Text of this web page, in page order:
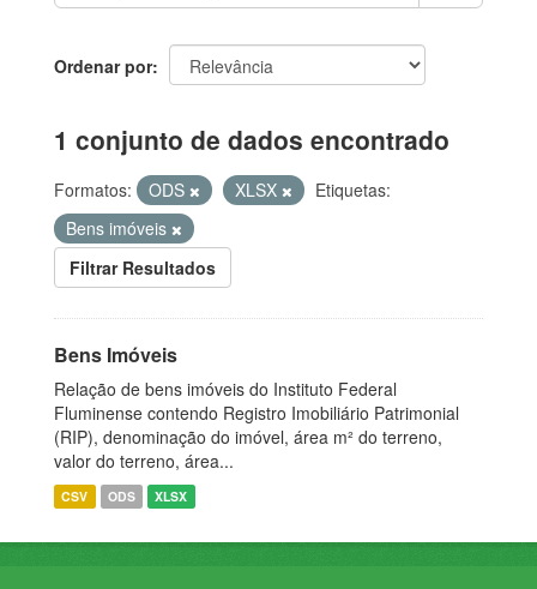
Ordenar por
1 conjunto de dados encontrado
Formatos: ODS XLSX
Etiquetas:
Bens imóveis
Filtrar Resultados
Bens Imóveis
Relação de bens imóveis do Instituto Federal
Fluminense contendo Registro Imobiliário Patrimonial
(RIP), denominação do imóvel, área m² do terreno,
valor do terreno, área...
CSV ODS XLSX